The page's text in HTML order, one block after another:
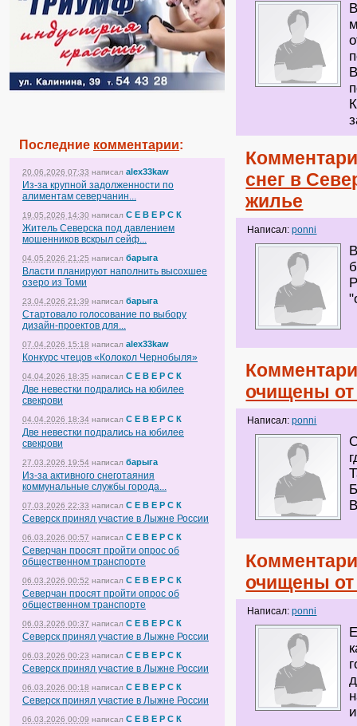
Последние комментарии:
20.06.2026 07:33 написал alex33kaw
Из-за крупной задолженности по
алиментам северчанин...
19.05.2026 14:30 написал С Е В Е Р С К
Житель Северска под давлением
мошенников вскрыл сейф...
04.05.2026 21:25 написал барыга
Власти планируют наполнить высохшее
озеро из Томи
23.04.2026 21:39 написал барыга
Стартовало голосование по выбору
дизайн-проектов для...
07.04.2026 15:18 написал alex33kaw
Конкурс чтецов «Колокол Чернобыля»
04.04.2026 18:35 написал С Е В Е Р С К
Две невестки подрались на юбилее
свекрови
04.04.2026 18:34 написал С Е В Е Р С К
Две невестки подрались на юбилее
свекрови
27.03.2026 19:54 написал барыга
Из-за активного снеготаяния
коммунальные службы города...
07.03.2026 22:33 написал С Е В Е Р С К
Северск принял участие в Лыжне России
06.03.2026 00:57 написал С Е В Е Р С К
Северчан просят пройти опрос об
общественном транспорте
06.03.2026 00:52 написал С Е В Е Р С К
Северчан просят пройти опрос об
общественном транспорте
06.03.2026 00:37 написал С Е В Е Р С К
Северск принял участие в Лыжне России
06.03.2026 00:23 написал С Е В Е Р С К
Северск принял участие в Лыжне России
06.03.2026 00:18 написал С Е В Е Р С К
Северск принял участие в Лыжне России
06.03.2026 00:09 написал С Е В Е Р С К
снег в
жилье
Написал:ponni
очищены от
Написал:ponni
очищены от
Написал:ponni